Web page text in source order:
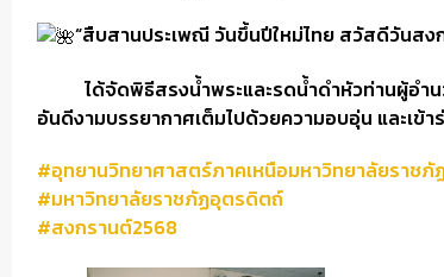
“สืบสานประเพณี วันขึ้นปีใหม่ไทย สวัสดีวันสง
ได้จัดพิธีสรงน้ำพระและรดน้ำดำหัวท่านผู้อำนว
อันดีงามบรรยากาศเต็มไปด้วยความอบอุ่น และเ
#อุทยานวิทยาศาสตร์ภาคเหนือมหาวิทยาลัยราช
#มหาวิทยาลัยราชภัฏอุตรดิตถ์
#สงกรานต์2568